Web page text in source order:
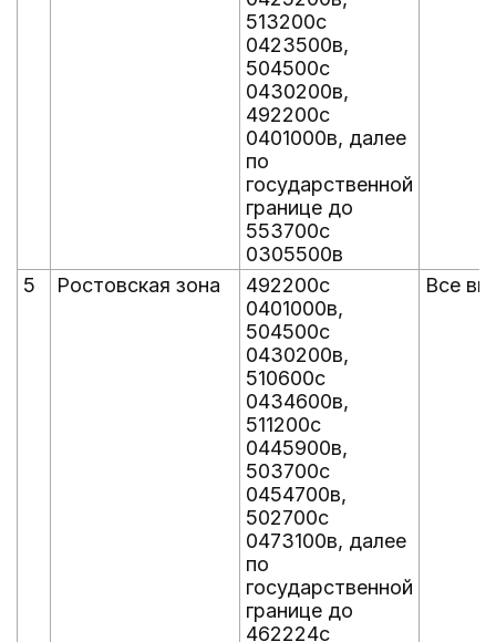
513200с
0423500в,
504500с
0430200в,
492200с
0401000в, далее
по
государственной
границе до
553700с
0305500в
5
Ростовская зона
492200с
0401000в,
504500с
0430200в,
510600с
0434600в,
511200с
0445900в,
503700с
0454700в,
502700с
0473100в, далее
по
государственной
границе до
462224с
Все